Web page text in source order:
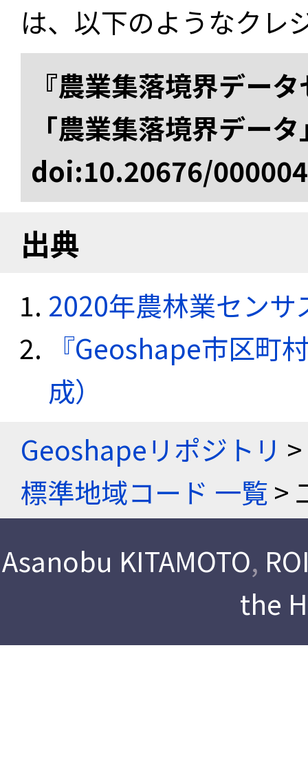
は、以下のようなクレ
『農業集落境界デー
「農業集落境界デー
doi:10.20676/
出典
2020年農林業セン
『Geoshape市区町
成）
Geoshapeリポジトリ >
標準地域コード 一覧>
Asanobu KITAMOTO,
the